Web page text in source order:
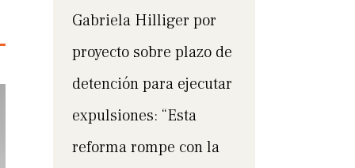
Gabriela Hilliger por
proyecto sobre plazo de
detención para ejecutar
expulsiones: “Esta
reforma rompe con la